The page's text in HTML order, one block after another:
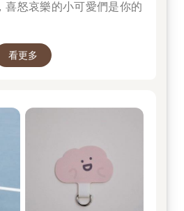
喜怒哀樂的小可愛們是你的
看更多